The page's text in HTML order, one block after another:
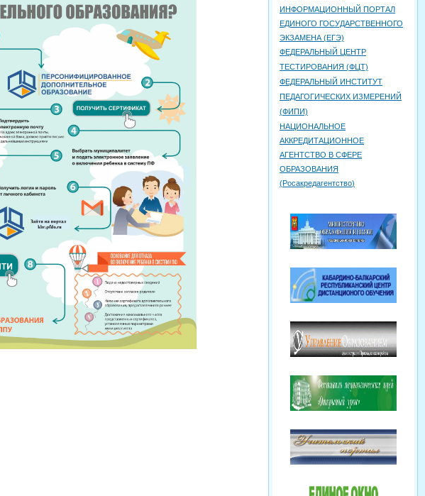
ИНФОРМАЦИОННЫЙ ПОРТАЛ
ЕДИНОГО ГОСУДАРСТВЕННОГО
ЭКЗАМЕНА (ЕГЭ)
ФЕДЕРАЛЬНЫЙ ЦЕНТР
ТЕСТИРОВАНИЯ (ФЦТ)
ФЕДЕРАЛЬНЫЙ ИНСТИТУТ
ПЕДАГОГИЧЕСКИХ ИЗМЕРЕНИЙ
(ФИПИ)
НАЦИОНАЛЬНОЕ
АККРЕДИТАЦИОННОЕ
АГЕНТСТВО В СФЕРЕ
ОБРАЗОВАНИЯ
(Росакредагентство)